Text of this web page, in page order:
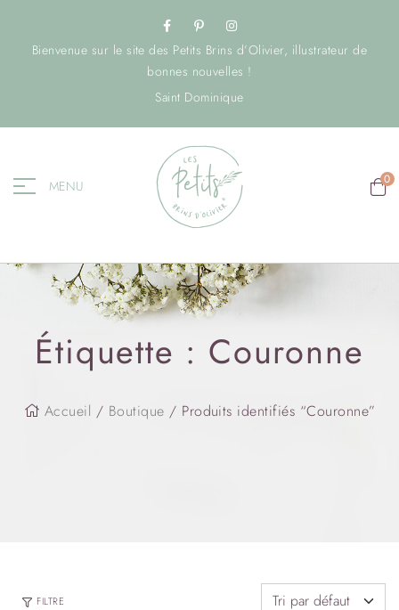
Bienvenue sur le site des Petits Brins d’Olivier, illustrateur de
bonnes nouvelles !
Saint Dominique
MENU 0
Étiquette : Couronne
Accueil / Boutique / Produits identifiés “Couronne”
FILTRE